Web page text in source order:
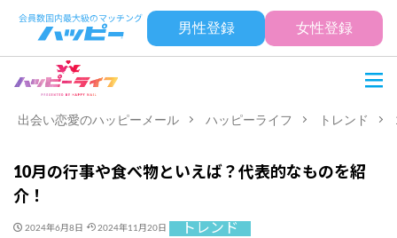
男性登録 女性登録
出会い恋愛のハッピーメール ハッピーライフ トレンド
10月の行事や食べ物といえば？代表的なものを紹
介！
2024年6月8日 2024年11月20日 トレンド